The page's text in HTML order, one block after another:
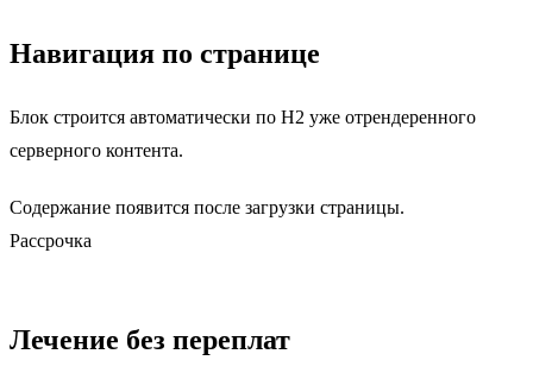
Навигация по странице
Блок строится автоматически по H2 уже отрендеренного
серверного контента.
Содержание появится после загрузки страницы.
Рассрочка
Лечение без переплат